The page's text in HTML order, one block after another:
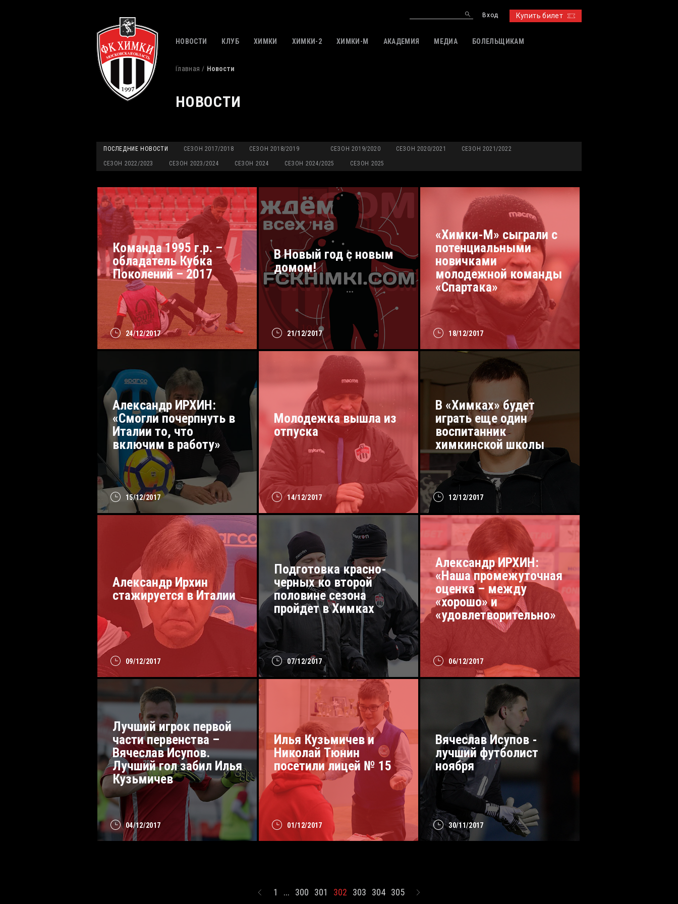
Купить билет
Вход
НОВОСТИ КЛУБ ХИМКИ ХИМКИ-2 ХИМКИ-M АКАДЕМИЯ МЕДИА БОЛЕЛЬЩИКАМ
Главная Новости
НОВОСТИ
ПОСЛЕДНИЕ НОВОСТИ СЕЗОН 2017/2018 СЕЗОН 2018/2019 СЕЗОН 2019/2020 СЕЗОН 2020/2021 СЕЗОН 2021/2022
СЕЗОН 2022/2023 СЕЗОН 2023/2024 СЕЗОН 2024 СЕЗОН 2024/2025 СЕЗОН 2025
24/12/2017
Команда 1995 г.р. –
обладатель Кубка
Поколений – 2017
21/12/2017
В Новый год с новым
домом!
18/12/2017
«Химки-М» сыграли с
потенциальными
новичками
молодежной команды
«Спартака»
15/12/2017
Александр ИРХИН:
«Смогли почерпнуть в
Италии то, что
включим в работу»
14/12/2017
Молодежка вышла из
отпуска
12/12/2017
В «Химках» будет
играть еще один
воспитанник
химкинской школы
09/12/2017
Александр Ирхин
стажируется в Италии
07/12/2017
Подготовка красно-
черных ко второй
половине сезона
пройдет в Химках
06/12/2017
Александр ИРХИН:
«Наша промежуточная
оценка – между
«хорошо» и
«удовлетворительно»
04/12/2017
Лучший игрок первой
части первенства –
Вячеслав Исупов.
Лучший гол забил Илья
Кузьмичев
01/12/2017
Илья Кузьмичев и
Николай Тюнин
посетили лицей № 15
30/11/2017
Вячеслав Исупов -
лучший футболист
ноября
1 ... 300 301 302 303 304 305